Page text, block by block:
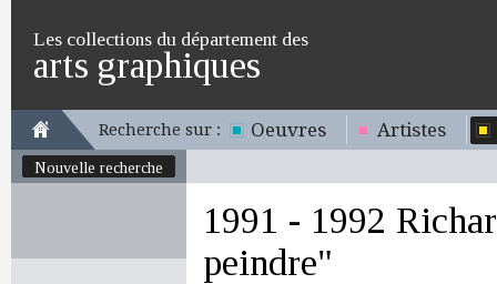
Les collections du département des
arts graphiques
Recherche sur : Oeuvres Artistes
Nouvelle recherche
1991 - 1992
peindre"